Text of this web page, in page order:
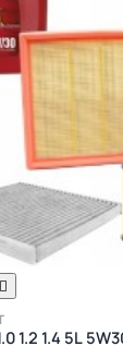

1.2 1.4 5L